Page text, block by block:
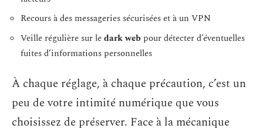
Recours à des messageries sécurisées et à un VPN
Veille régulière sur ledark web pour détecter d’éventuelles
fuites d’informations personnelles
À chaque réglage, à chaque précaution, c’est un
peu de votre intimité numérique que vous
choisissez de préserver. Face à la mécanique